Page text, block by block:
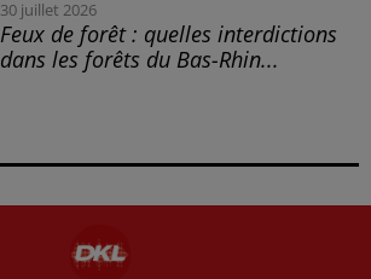
30 juillet 2026
Feux de forêt : quelles interdictions
dans les forêts du Bas-Rhin...